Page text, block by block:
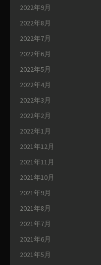
2022年9月
2022年8月
2022年7月
2022年6月
2022年5月
2022年4月
2022年3月
2022年2月
2022年1月
2021年12月
2021年11月
2021年10月
2021年9月
2021年8月
2021年7月
2021年6月
2021年5月